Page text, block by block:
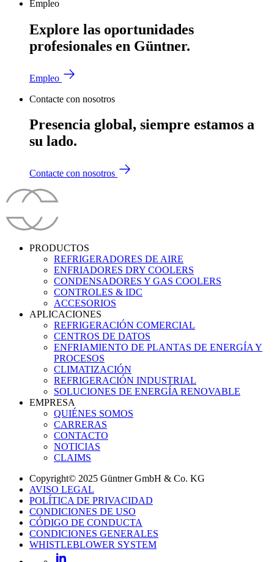
Empleo
Explore las oportunidades
profesionales en Güntner.
Empleo
Contacte con nosotros
Presencia global, siempre estamos a
su lado.
Contacte con nosotros
PRODUCTOS
REFRIGERADORES DE AIRE
ENFRIADORES DRY COOLERS
CONDENSADORES Y GAS COOLERS
CONTROLES & IDC
ACCESORIOS
APLICACIONES
REFRIGERACIÓN COMERCIAL
CENTROS DE DATOS
ENFRIAMIENTO DE PLANTAS DE ENERGÍA Y
PROCESOS
CLIMATIZACIÓN
REFRIGERACIÓN INDUSTRIAL
SOLUCIONES DE ENERGÍA RENOVABLE
EMPRESA
QUIÉNES SOMOS
CARRERAS
CONTACTO
NOTICIAS
CLAIMS
Copyright© 2025 Güntner GmbH & Co. KG
AVISO LEGAL
POLÍTICA DE PRIVACIDAD
CONDICIONES DE USO
CÓDIGO DE CONDUCTA
CONDICIONES GENERALES
WHISTLEBLOWER SYSTEM